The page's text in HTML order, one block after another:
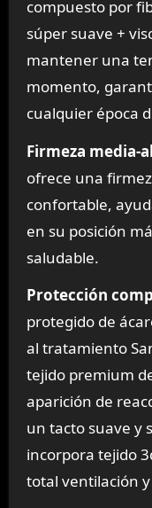
compuesto por
súper suave +
mantener una
momento,
cualquier época
Firmeza media-
ofrece una
confortable,
en su posición
saludable.
Protección
protegido de
al tratamiento
tejido premium
aparición de
un tacto suave y
incorpora tejido
total ventilación